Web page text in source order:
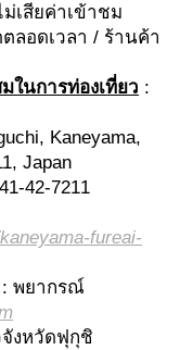
ม่เสียค่าเข้าชม
ตลอดเวลา / ร้านค้า
ในการท่องเที่ยว :
Kaneyama,
Japan
42-7211
fureai-
พยากรณ์
วัดฟุกุชิ